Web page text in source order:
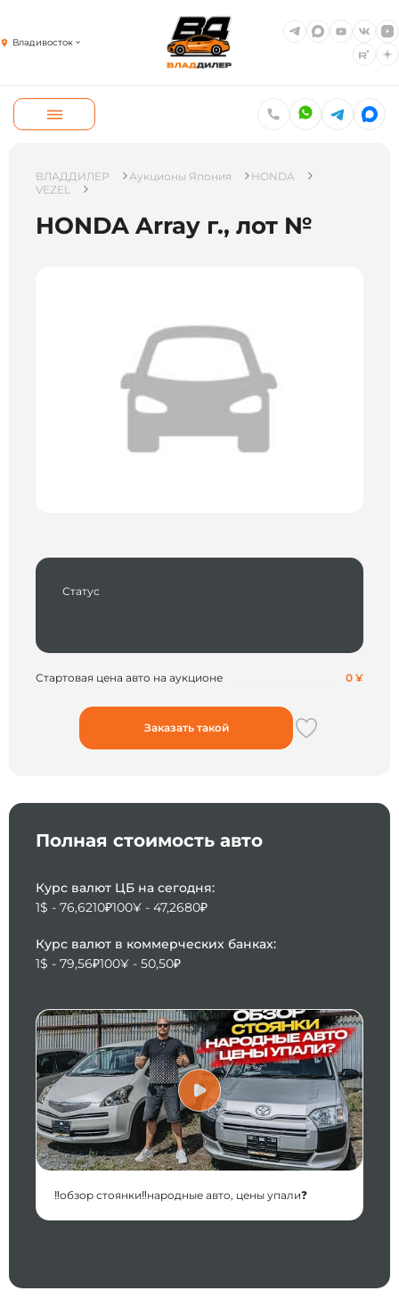
Владивосток
ВЛАДДИЛЕР Аукционы Япония
HONDA
VEZEL
HONDA Array г., лот №
Статус
Стартовая цена авто на аукционе 0 ¥
Заказать такой
Полная стоимость авто
Курс валют ЦБ на сегодня:
1$ - 76,6210₽100¥ - 47,2680₽
Курс валют в коммерческих банках:
1$ - 79,56₽100¥ - 50,50₽
‼️обзор стоянки‼️народные авто, цены упали❓